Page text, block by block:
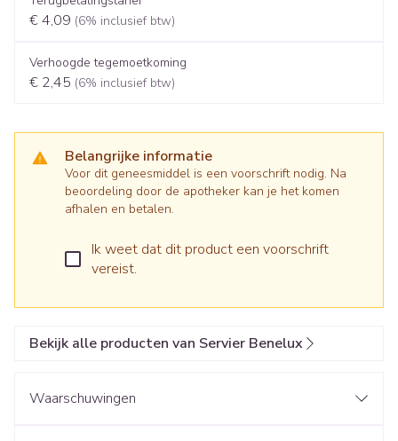
€ 4,09 (6% inclusief btw)
Verhoogde tegemoetkoming
€ 2,45 (6% inclusief btw)
Belangrijke informatie
Voor dit geneesmiddel is een voorschrift nodig. Na
beoordeling door de apotheker kan je het komen
afhalen en betalen.
Ik weet dat dit product een voorschrift
vereist.
Bekijk alle producten van Servier Benelux
Waarschuwingen